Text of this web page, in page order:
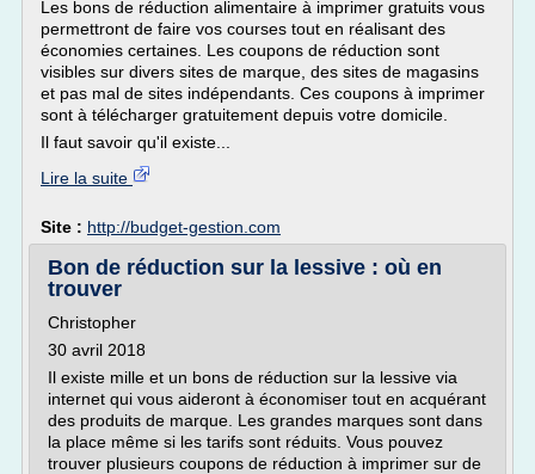
Les bons de réduction alimentaire à imprimer gratuits vous
permettront de faire vos courses tout en réalisant des
économies certaines. Les coupons de réduction sont
visibles sur divers sites de marque, des sites de magasins
et pas mal de sites indépendants. Ces coupons à imprimer
sont à télécharger gratuitement depuis votre domicile.
Il faut savoir qu'il existe...
Lire la suite
Site : http://budget-gestion.com
Bon de réduction sur la lessive : où en
trouver
Christopher
30 avril 2018
Il existe mille et un bons de réduction sur la lessive via
internet qui vous aideront à économiser tout en acquérant
des produits de marque. Les grandes marques sont dans
la place même si les tarifs sont réduits. Vous pouvez
trouver plusieurs coupons de réduction à imprimer sur de